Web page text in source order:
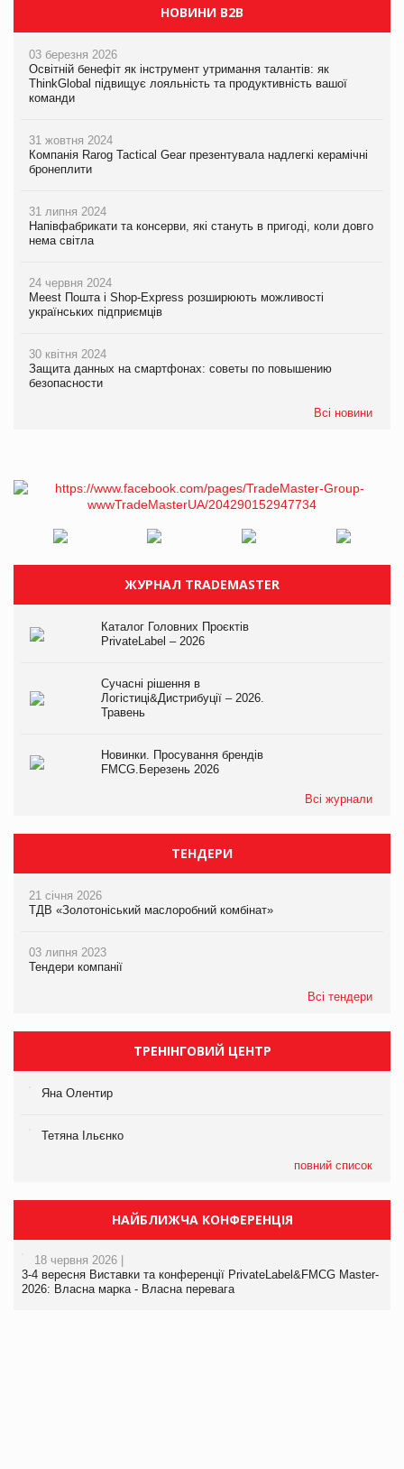
НОВИНИ B2B
03 березня 2026
Освітній бенефіт як інструмент утримання талантів: як
ThinkGlobal підвищує лояльність та продуктивність вашої
команди
31 жовтня 2024
Компанія Rarog Tactical Gear презентувала надлегкі керамічні
бронеплити
31 липня 2024
Напівфабрикати та консерви, які стануть в пригоді, коли довго
нема світла
24 червня 2024
Meest Пошта і Shop-Express розширюють можливості
українських підприємців
30 квітня 2024
Защита данных на смартфонах: советы по повышению
безопасности
Всі новини
ЖУРНАЛ TRADEMASTER
Каталог Головних Проєктів
PrivateLabel – 2026
Сучасні рішення в
Логістиці&Дистрибуції – 2026.
Травень
Новинки. Просування брендів
FMCG.Березень 2026
Всі журнали
ТЕНДЕРИ
21 січня 2026
ТДВ «Золотоніський маслоробний комбінат»
03 липня 2023
Тендери компанії
Всі тендери
ТРЕНІНГОВИЙ ЦЕНТР
Яна Олентир
Тетяна Ільєнко
повний список
НАЙБЛИЖЧА КОНФЕРЕНЦІЯ
18 червня 2026 |
3-4 вересня Виставки та конференції PrivateLabel&FMCG Master-
2026: Власна марка - Власна перевага